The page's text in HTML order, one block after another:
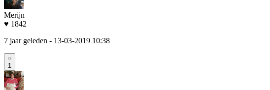
Merijn
♥ 1842
7 jaar geleden - 13-03-2019 10:38
1